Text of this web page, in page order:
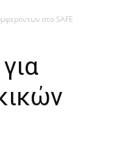
στο SAFE